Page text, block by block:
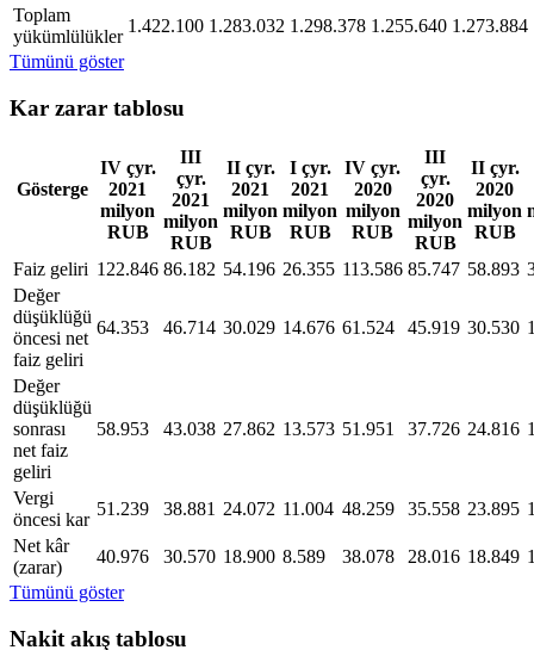
Toplam
yükümlülükler
1.422.100 1.283.032 1.298.378 1.255.640 1.273.884
Tümünü göster
Kar zarar tablosu
Gösterge
IV çyr.
2021
milyon
RUB
III
çyr.
2021
milyon
RUB
II çyr.
2021
milyon
RUB
I çyr.
2021
milyon
RUB
IV çyr.
2020
milyon
RUB
III
çyr.
2020
milyon
RUB
II çyr.
2020
milyon
RUB
Faiz geliri 122.846 86.182 54.196 26.355 113.586 85.747 58.893
Değer
düşüklüğü
öncesi net
faiz geliri
64.353 46.714 30.029 14.676 61.524 45.919 30.530
Değer
düşüklüğü
sonrası
net faiz
geliri
58.953 43.038 27.862 13.573 51.951 37.726 24.816
Vergi
öncesi kar
51.239 38.881 24.072 11.004 48.259 35.558 23.895
Net kâr
(zarar)
40.976 30.570 18.900 8.589 38.078 28.016 18.849
Tümünü göster
Nakit akış tablosu